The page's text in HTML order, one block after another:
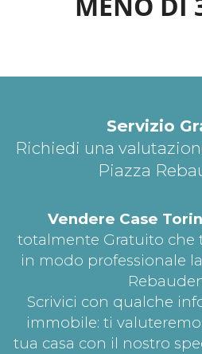
Servizio
Richiedi una
Piazza
Vendere Case
totalmente Gratuito che
in modo professionale
Scrivici con qualche
immobile: ti
tua casa con il nostro